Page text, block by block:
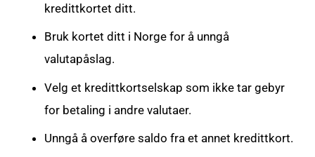
kredittkortet ditt.
Bruk kortet ditt i Norge for å unngå
valutapåslag.
Velg et kredittkortselskap som ikke tar gebyr
for betaling i andre valutaer.
Unngå å overføre saldo fra et annet kredittkort.